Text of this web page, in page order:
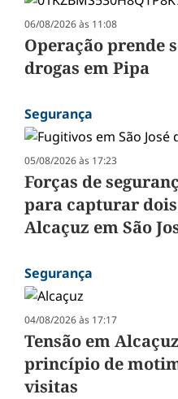
06/08/2026 às 11:08
Operação prende
drogas em Pipa
Segurança
05/08/2026 às 17:23
Forças de
para capturar
Alcaçuz em São
Segurança
04/08/2026 às 17:17
Tensão em
princípio de
visitas